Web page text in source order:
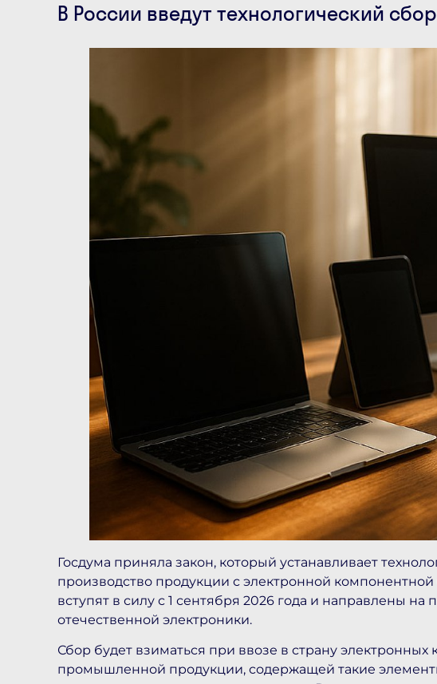
В России введут технологический
Госдума приняла закон, который устанавливает
производство продукции с электронной
вступят в силу с 1 сентября 2026 года и направлены на
отечественной электроники.
Сбор будет взиматься при ввозе в страну
промышленной продукции, содержащей такие